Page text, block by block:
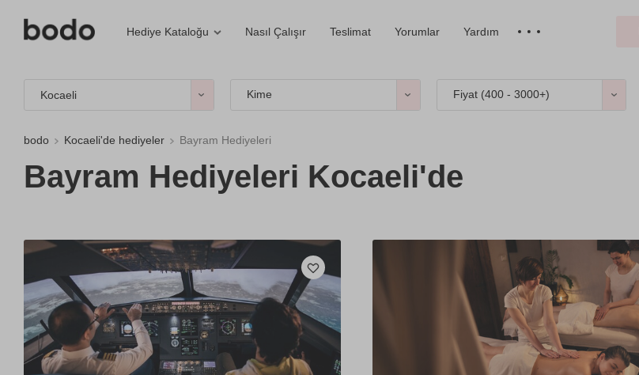
Hediye Kataloğu Nasıl Çalışır Teslimat Yorumlar Yardım
Kocaeli Kime Fiyat (400 - 3000+)
bodo Kocaeli'de hediyeler Bayram Hediyeleri
Bayram Hediyeleri Kocaeli'de